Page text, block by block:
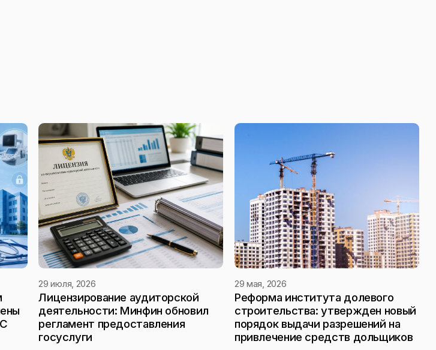
29 июля, 2026
Лицензирование аудиторской
деятельности: Минфин обновил
регламент предоставления
госуслуги
29 мая, 2026
Реформа института долевого
строительства: утвержден новый
порядок выдачи разрешений на
привлечение средств дольщиков